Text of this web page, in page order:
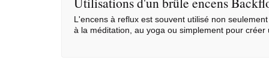
L'encens à reflux est souvent utilisé non
à la méditation, au yoga ou simplement pour